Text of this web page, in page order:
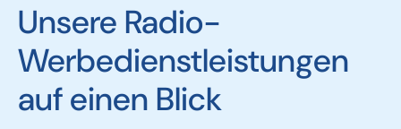
Unsere Radio-
Werbedienstleistungen
auf einen Blick